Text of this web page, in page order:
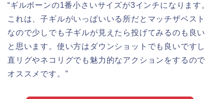
“ギルボーンの1番小さいサイズが3インチになります。
これは、子ギルがいっぱいいる所だとマッチザベスト
なので少しでも子ギルが見えたら投げてみるのも良い
と思います。使い方はダウンショットでも良いですし
直リグやネコリグでも魅力的なアクションをするので
オススメです。”